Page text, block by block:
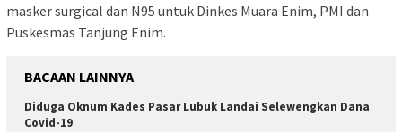
masker surgical dan N95 untuk Dinkes Muara Enim, PMI dan
Puskesmas Tanjung Enim.
BACAAN LAINNYA
Diduga Oknum Kades Pasar Lubuk Landai Selewengkan Dana
Covid-19